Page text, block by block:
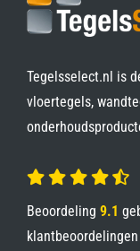
Tegelsselect.nl is
vloertegels,
Beoordeling 9.1